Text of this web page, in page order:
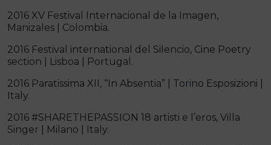
2016 XV Festival Internacional de la Imagen,
Manizales | Colombia.
2016 Festival international del Silencio, Cine Poetry
section | Lisboa | Portugal.
2016 Paratissima XII, “In Absentia” | Torino Esposizioni |
Italy.
2016 #SHARETHEPASSION 18 artisti e l’eros, Villa
Singer | Milano | Italy.